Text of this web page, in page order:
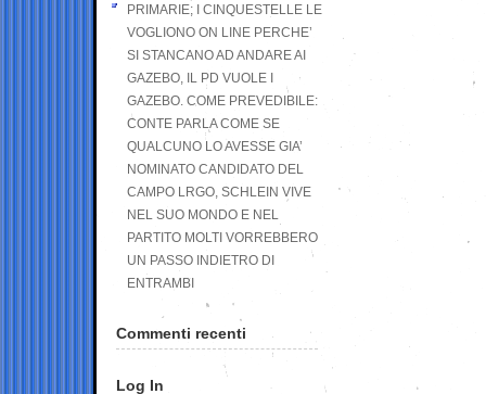
PRIMARIE; I CINQUESTELLE LE
VOGLIONO ON LINE PERCHE’
SI STANCANO AD ANDARE AI
GAZEBO, IL PD VUOLE I
GAZEBO. COME PREVEDIBILE:
CONTE PARLA COME SE
QUALCUNO LO AVESSE GIA’
NOMINATO CANDIDATO DEL
CAMPO LRGO, SCHLEIN VIVE
NEL SUO MONDO E NEL
PARTITO MOLTI VORREBBERO
UN PASSO INDIETRO DI
ENTRAMBI
Commenti recenti
Log In